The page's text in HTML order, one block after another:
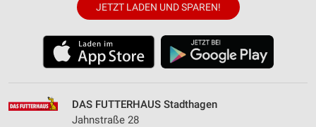
JETZT LADEN UND SPAREN!
DAS FUTTERHAUS Stadthagen
Jahnstraße 28